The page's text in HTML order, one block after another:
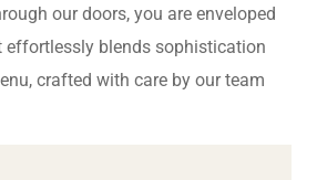
our doors, you are enveloped
effortlessly blends sophistication
crafted with care by our team